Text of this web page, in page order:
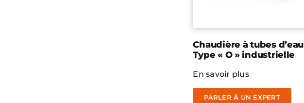
Chaudière à tubes d’eau
Type « O » industrielle
En savoir plus
PARLER À UN EXPERT